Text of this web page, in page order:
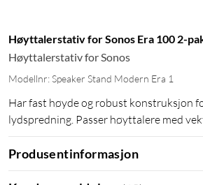
Høyttalerstativ for Sonos Era 100 2-
Høyttalerstativ for Sonos
Modellnr: Speaker Stand Modern Era 1
Har fast høyde og robust konstruksjon
lydspredning. Passer høyttalere med
Produsentinformasjon